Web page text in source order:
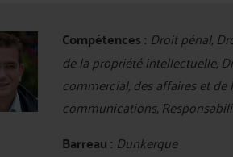
Compétences : Droit pénal,
de la propriété intellectuelle,
commercial, des affaires et
communications,
Barreau : Dunkerque